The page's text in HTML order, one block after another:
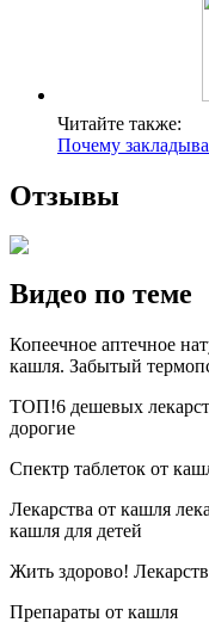
Читайте также:
Почему
Отзывы
Видео по теме
Копеечное аптечное
кашля. Забытый
ТОП!6 дешевых
дорогие
Спектр таблеток от
Лекарства от кашля
кашля для детей
Жить здорово!
Препараты от кашля